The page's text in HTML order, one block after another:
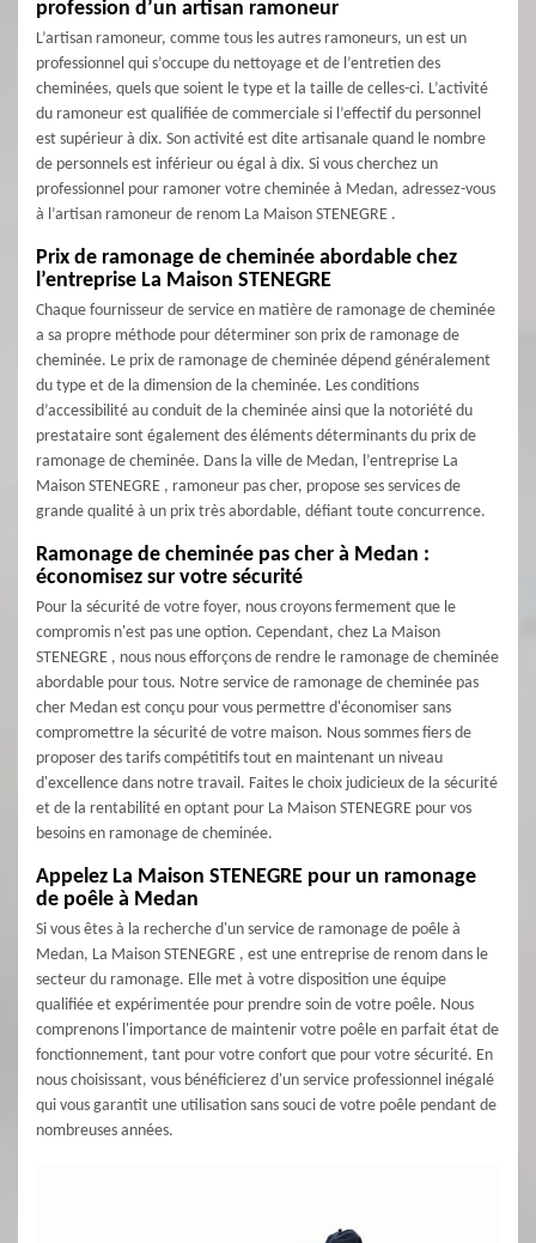
profession d’un artisan ramoneur
L’artisan ramoneur, comme tous les autres ramoneurs, un est un
professionnel qui s’occupe du nettoyage et de l’entretien des
cheminées, quels que soient le type et la taille de celles-ci. L’activité
du ramoneur est qualifiée de commerciale si l’effectif du personnel
est supérieur à dix. Son activité est dite artisanale quand le nombre
de personnels est inférieur ou égal à dix. Si vous cherchez un
professionnel pour ramoner votre cheminée à Medan, adressez-vous
à l’artisan ramoneur de renom La Maison STENEGRE .
Prix de ramonage de cheminée abordable chez
l’entreprise La Maison STENEGRE
Chaque fournisseur de service en matière de ramonage de cheminée
a sa propre méthode pour déterminer son prix de ramonage de
cheminée. Le prix de ramonage de cheminée dépend généralement
du type et de la dimension de la cheminée. Les conditions
d’accessibilité au conduit de la cheminée ainsi que la notoriété du
prestataire sont également des éléments déterminants du prix de
ramonage de cheminée. Dans la ville de Medan, l’entreprise La
Maison STENEGRE , ramoneur pas cher, propose ses services de
grande qualité à un prix très abordable, défiant toute concurrence.
Ramonage de cheminée pas cher à Medan :
économisez sur votre sécurité
Pour la sécurité de votre foyer, nous croyons fermement que le
compromis n'est pas une option. Cependant, chez La Maison
STENEGRE , nous nous efforçons de rendre le ramonage de cheminée
abordable pour tous. Notre service de ramonage de cheminée pas
cher Medan est conçu pour vous permettre d'économiser sans
compromettre la sécurité de votre maison. Nous sommes fiers de
proposer des tarifs compétitifs tout en maintenant un niveau
d'excellence dans notre travail. Faites le choix judicieux de la sécurité
et de la rentabilité en optant pour La Maison STENEGRE pour vos
besoins en ramonage de cheminée.
Appelez La Maison STENEGRE pour un ramonage
de poêle à Medan
Si vous êtes à la recherche d'un service de ramonage de poêle à
Medan, La Maison STENEGRE , est une entreprise de renom dans le
secteur du ramonage. Elle met à votre disposition une équipe
qualifiée et expérimentée pour prendre soin de votre poêle. Nous
comprenons l'importance de maintenir votre poêle en parfait état de
fonctionnement, tant pour votre confort que pour votre sécurité. En
nous choisissant, vous bénéficierez d'un service professionnel inégalé
qui vous garantit une utilisation sans souci de votre poêle pendant de
nombreuses années.